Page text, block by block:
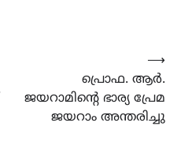
പ്രൊഫ. ആർ.
ജയറാമിന്‍റെ ഭാര്യ പ്രേമ
ജയറാം അന്തരിച്ചു
⟶